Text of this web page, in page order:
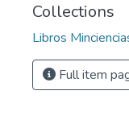
Collections
Libros
Full item